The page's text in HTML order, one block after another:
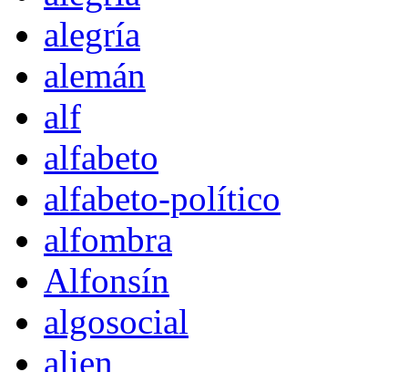
alegría
alemán
alf
alfabeto
alfabeto-político
alfombra
Alfonsín
algosocial
alien